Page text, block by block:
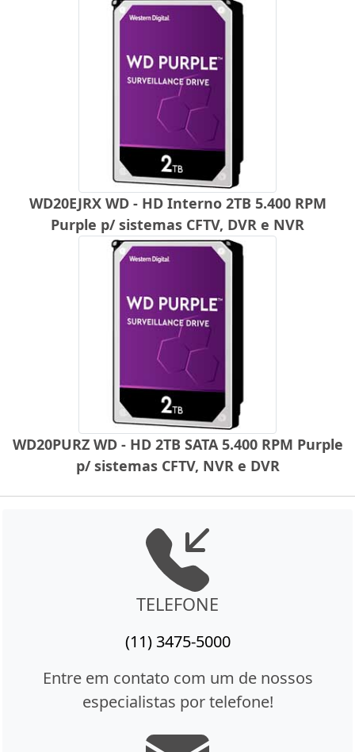
WD20EJRX WD - HD Interno 2TB 5.400 RPM
Purple p/ sistemas CFTV, DVR e NVR
WD20PURZ WD - HD 2TB SATA 5.400 RPM Purple
p/ sistemas CFTV, NVR e DVR
TELEFONE
(11) 3475-5000
Entre em contato com um de nossos
especialistas por telefone!